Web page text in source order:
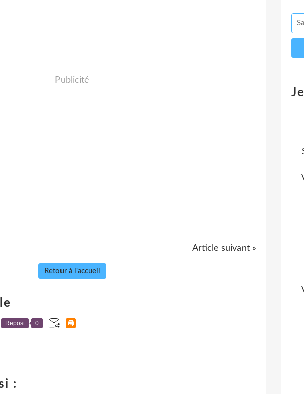
Publicité
Article suivant »
Retour à l'accueil
Repost 0
: